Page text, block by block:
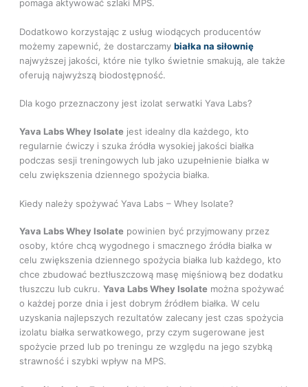
pomaga aktywować szlaki MPS.
Dodatkowo korzystając z usług wiodących producentów
możemy zapewnić, że dostarczamy białka na siłownię
najwyższej jakości, które nie tylko świetnie smakują, ale także
oferują najwyższą biodostępność.
Dla kogo przeznaczony jest izolat serwatki Yava Labs?
Yava LabsWhey Isolate jest idealny dla każdego, kto
regularnie ćwiczy i szuka źródła wysokiej jakości białka
podczas sesji treningowych lub jako uzupełnienie białka w
celu zwiększenia dziennego spożycia białka.
Kiedy należy spożywać Yava Labs – Whey Isolate?
Yava LabsWhey Isolate powinien być przyjmowany przez
osoby, które chcą wygodnego i smacznego źródła białka w
celu zwiększenia dziennego spożycia białka lub każdego, kto
chce zbudować beztłuszczową masę mięśniową bez dodatku
tłuszczu lub cukru. Yava LabsWhey Isolate można spożywać
o każdej porze dnia i jest dobrym źródłem białka. W celu
uzyskania najlepszych rezultatów zalecany jest czas spożycia
izolatu białka serwatkowego, przy czym sugerowane jest
spożycie przed lub po treningu ze względu na jego szybką
strawność i szybki wpływ na MPS.